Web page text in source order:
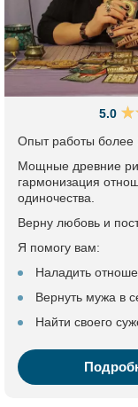
5.0
Опыт работы более
Мощные древние
гармонизация
одиночества.
Верну любовь и
Я помогу вам:
Наладить
Вернуть мужа в
Найти своего